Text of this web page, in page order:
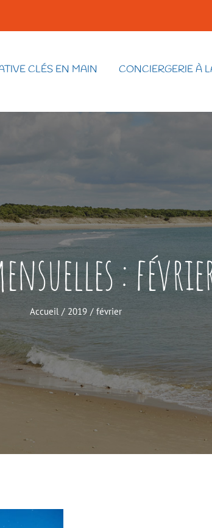
CLÉS EN MAIN CONCIERGERIE À
:
Accueil 2019 février